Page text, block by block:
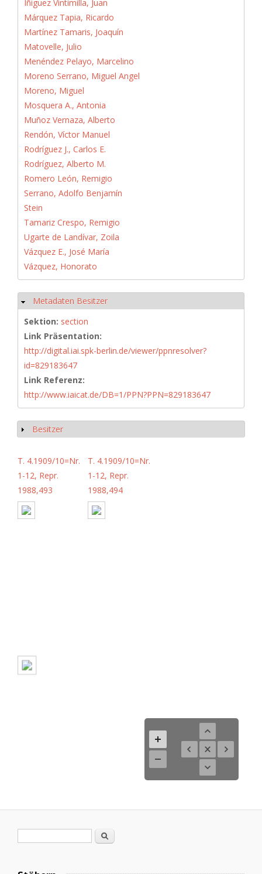
Iñiguez Vintimilla, Juan
Márquez Tapia, Ricardo
Martínez Tamaris, Joaquín
Matovelle, Julio
Menéndez Pelayo, Marcelino
Moreno Serrano, Miguel Angel
Moreno, Miguel
Mosquera A., Antonia
Muñoz Vernaza, Alberto
Rendón, Víctor Manuel
Rodríguez J., Carlos E.
Rodríguez, Alberto M.
Romero León, Remigio
Serrano, Adolfo Benjamín
Stein
Tamariz Crespo, Remigio
Ugarte de Landívar, Zoila
Vázquez E., José María
Vázquez, Honorato
Hide
Metadaten Besitzer
Sektion: section
Link Präsentation:
http://digital.iai.spk-berlin.de/viewer/ppnresolver?
id=829183647
Link Referenz:
http://www.iaicat.de/DB=1/PPN?PPN=829183647
Show
Besitzer
T. 4.1909/10=Nr.
1-12, Repr.
1988,493
T. 4.1909/10=Nr.
1-12, Repr.
1988,494
Search